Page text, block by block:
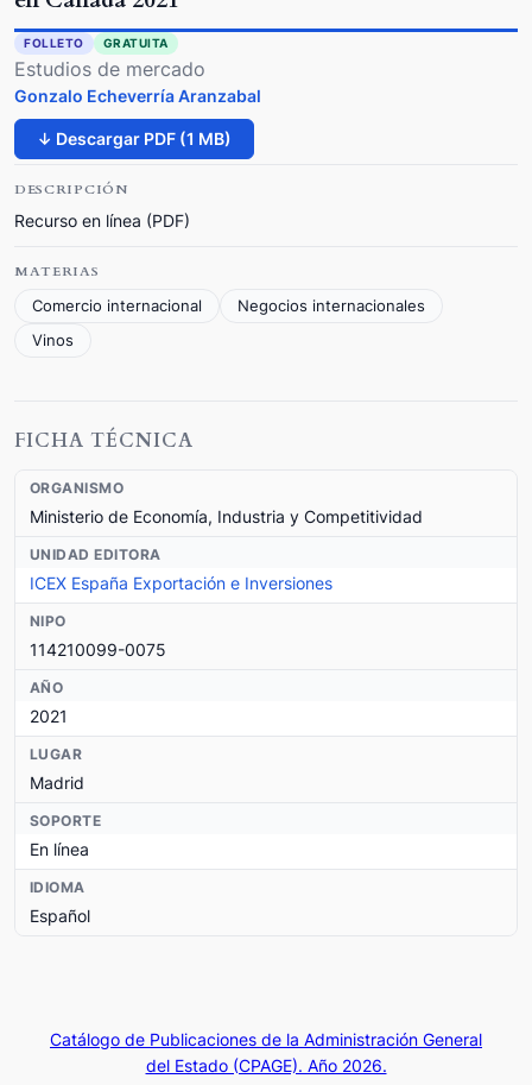
FOLLETO GRATUITA
Estudios de mercado
Gonzalo Echeverría Aranzabal
↓ Descargar PDF (1 MB)
DESCRIPCIÓN
Recurso en línea (PDF)
MATERIAS
Comercio internacional
Negocios internacionales
Vinos
FICHA TÉCNICA
ORGANISMO
Ministerio de Economía, Industria y Competitividad
UNIDAD EDITORA
ICEX España Exportación e Inversiones
NIPO
114210099-0075
AÑO
2021
LUGAR
Madrid
SOPORTE
En línea
IDIOMA
Español
Catálogo de Publicaciones de la Administración General
del Estado (CPAGE). Año 2026.